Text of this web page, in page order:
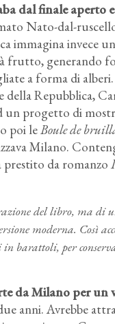
dal finale aperto
Nato-dal-
immagina invece
frutto, generando
a forma di
della Repubblica,
un progetto di
poi leBoule de
Milano.
da romanzo
del libro, ma di
moderna.
barattoli, per
da Milano per
anni. Avrebbe